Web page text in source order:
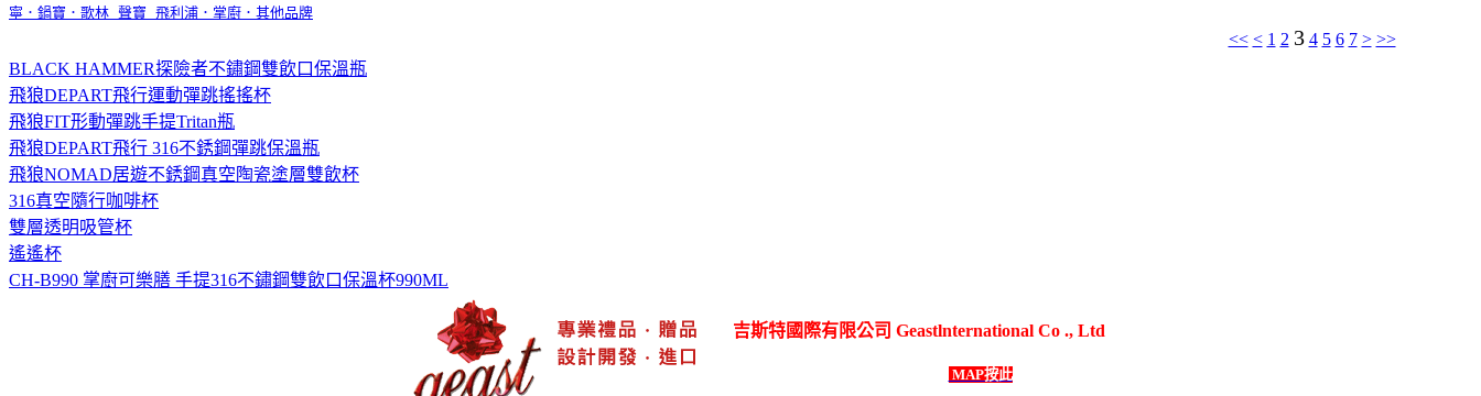
寧 ．鍋寶 ．歌林 聲寶 飛利浦 ．掌廚 ．其他品牌
<< < 1 2 3 4 5 6 7 > >>
BLACK HAMMER探險者不鏽鋼雙飲口保溫瓶
飛狼DEPART飛行運動彈跳搖搖杯
飛狼FIT形動彈跳手提Tritan瓶
飛狼DEPART飛行 316不銹鋼彈跳保溫瓶
飛狼NOMAD居遊不銹鋼真空陶瓷塗層雙飲杯
316真空隨行咖啡杯
雙層透明吸管杯
遙遙杯
CH-B990 掌廚可樂膳 手提316不鏽鋼雙飲口保溫杯990ML
吉斯特國際有限公司 Geastlnternational Co ., Ltd
MAP按此